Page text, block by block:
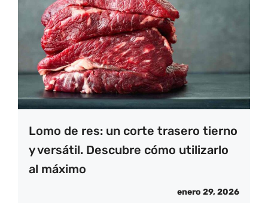
Lomo de res: un corte trasero tierno
y versátil. Descubre cómo utilizarlo
al máximo
enero 29, 2026